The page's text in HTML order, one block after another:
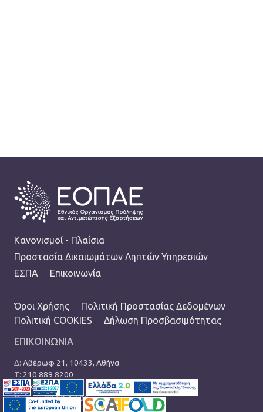
FOOTER
Κανονισμοί - Πλαίσια
Προστασία Δικαιωμάτων Ληπτών Υπηρεσιών
ΕΣΠΑ
Επικοινωνία
TERMS MENU
Όροι Χρήσης
Πολιτική Προστασίας Δεδομένων
Πολιτική COOKIES
Δήλωση Προσβασιμότητας
ΕΠΙΚΟΙΝΩΝΙΑ
Δ: Αβέρωφ 21, 10433, Αθήνα
Τ: 210 889 8200
Ε:info@eopae.gr
Ωράριο: 08:00-17:00